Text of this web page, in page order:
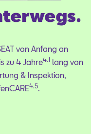
von An­fang an
zu 4 Jah­re4.1 lang von
& In­spek­ti­on,
4.5.